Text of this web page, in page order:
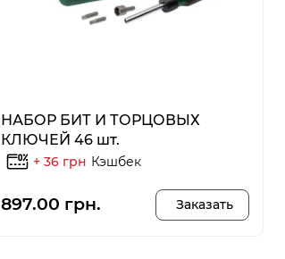
НАБОР БИТ И ТОРЦОВЫХ
КЛЮЧЕЙ 46 шт.
+ 36 грн Кэшбек
897.00 грн. Заказать